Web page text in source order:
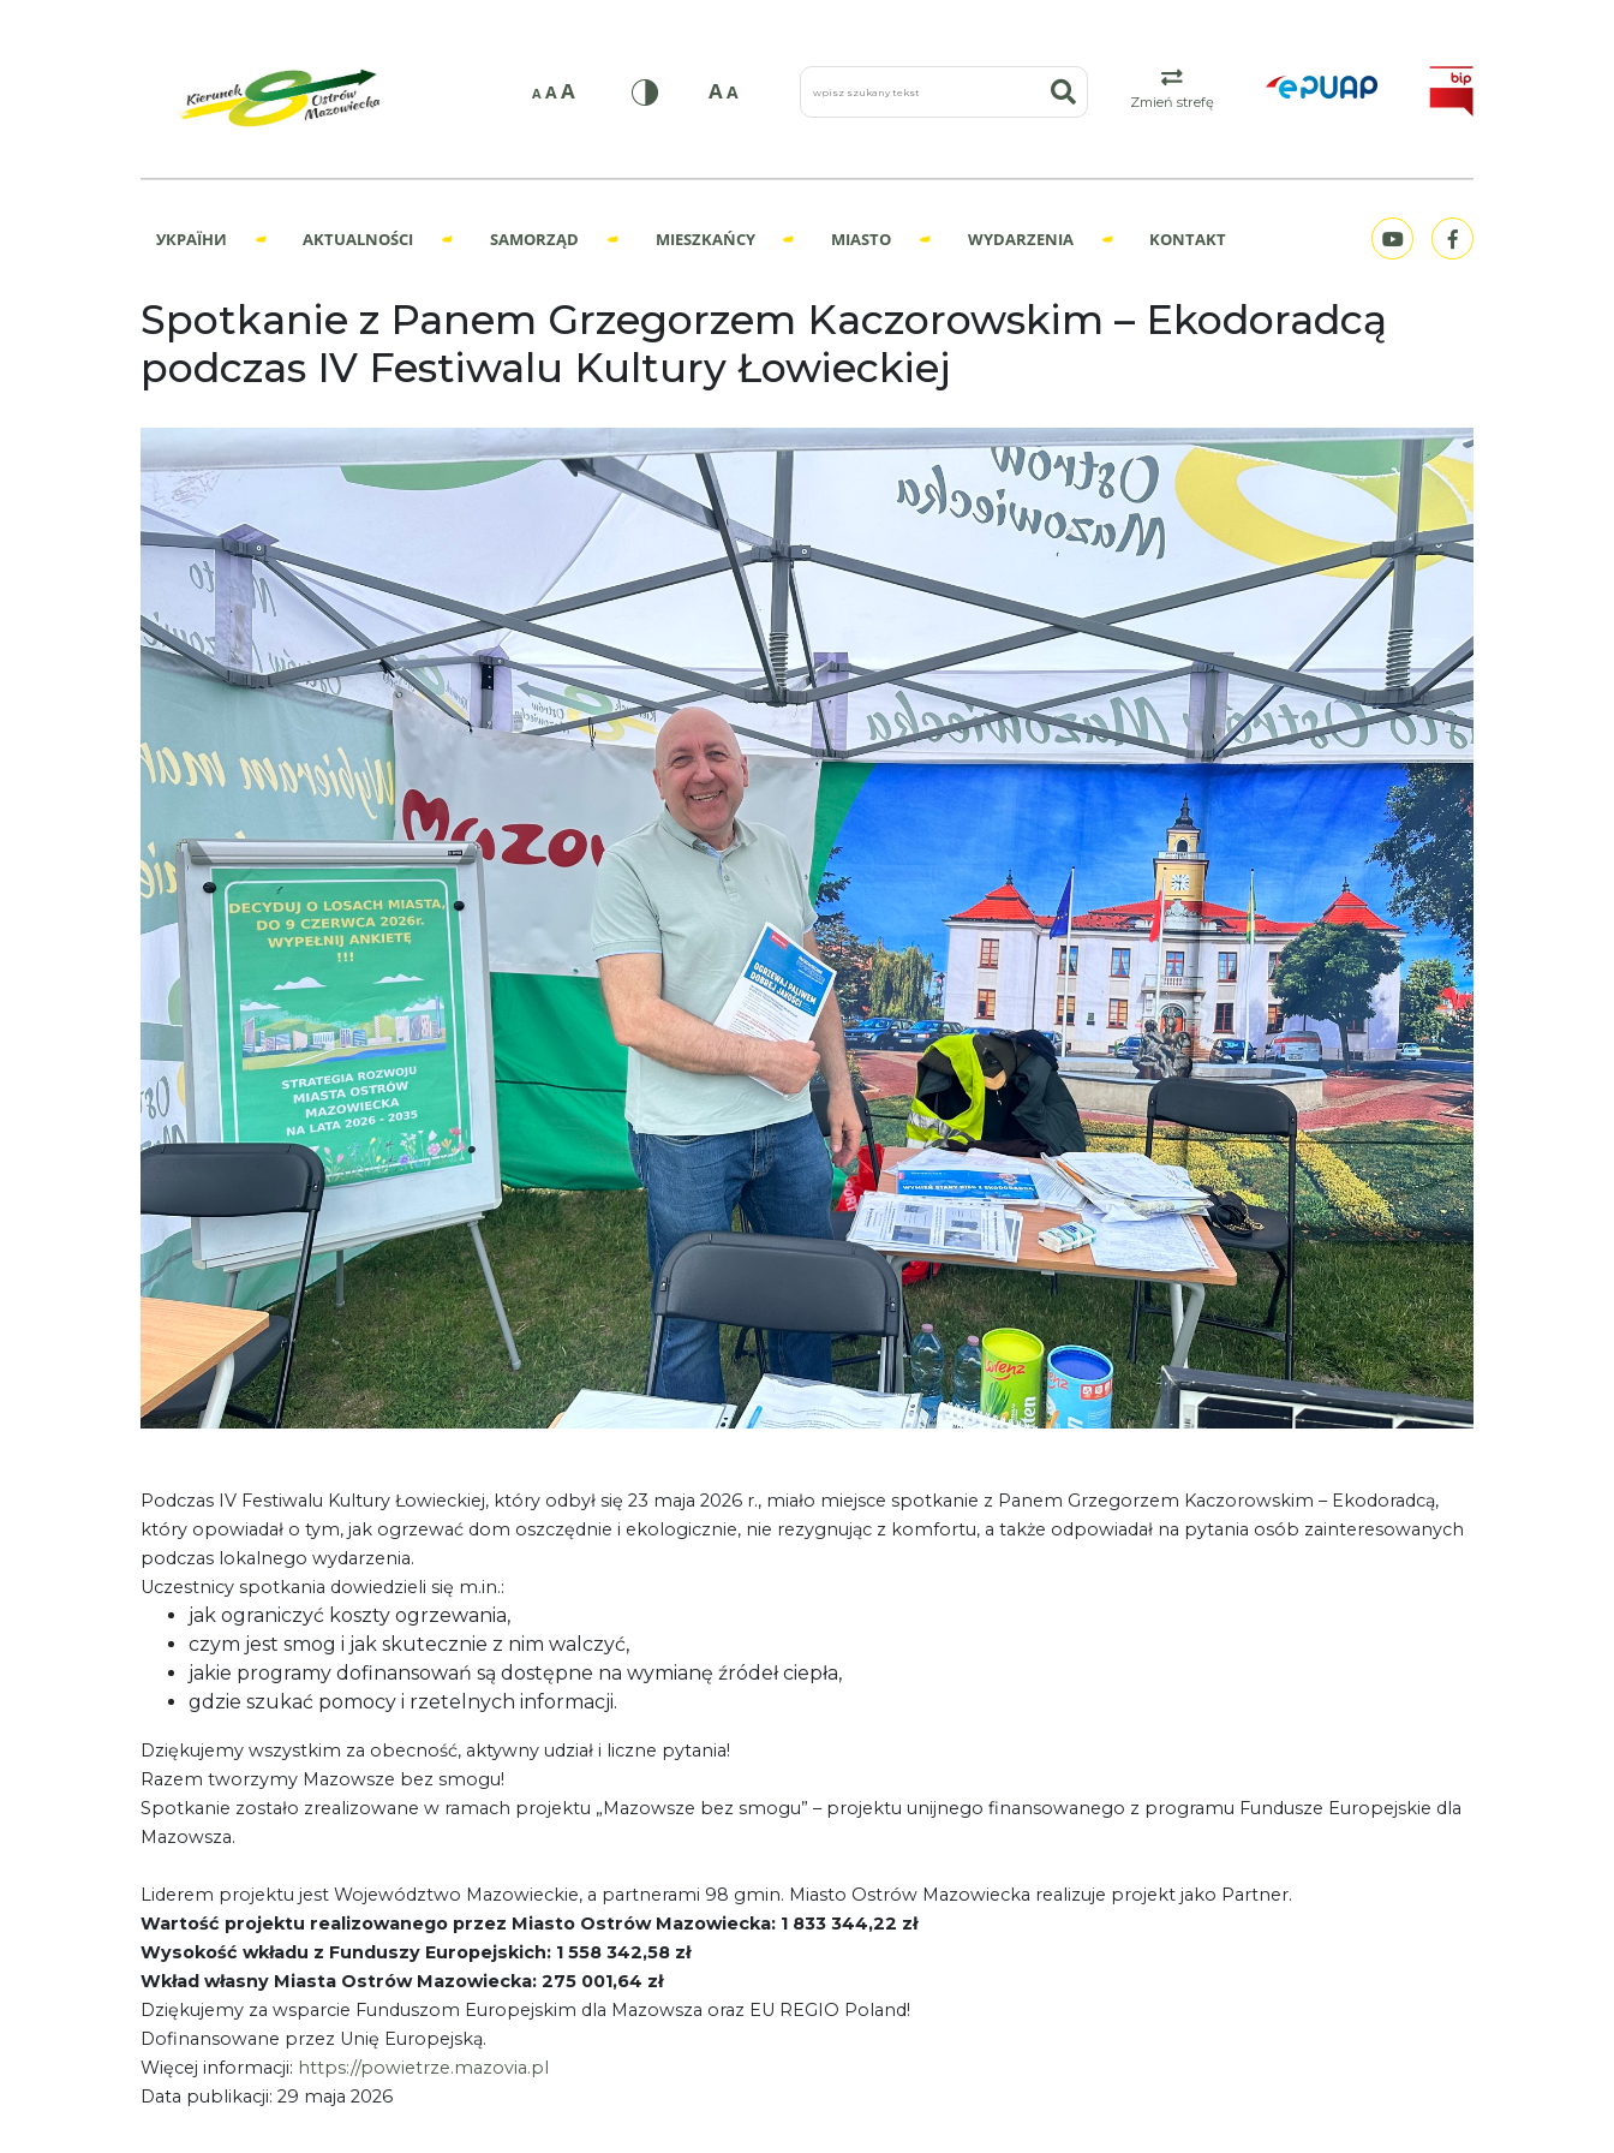
AA A AA
wpisz szukany tekst
Zmień strefę
УКРАЇНИ AKTUALNOŚCI SAMORZĄD MIESZKAŃCY MIASTO WYDARZENIA KONTAKT
Spotkanie z Panem Grzegorzem Kaczorowskim – Ekodoradcą
podczas IV Festiwalu Kultury Łowieckiej
Podczas IV Festiwalu Kultury Łowieckiej, który odbył się 23 maja 2026 r., miało miejsce spotkanie z Panem Grzegorzem Kaczorowskim – Ekodoradcą,
który opowiadał o tym, jak ogrzewać dom oszczędnie i ekologicznie, nie rezygnując z komfortu, a także odpowiadał na pytania osób zainteresowanych
podczas lokalnego wydarzenia.
Uczestnicy spotkania dowiedzieli się m.in.:
jak ograniczyć koszty ogrzewania,
czym jest smog i jak skutecznie z nim walczyć,
jakie programy dofinansowań są dostępne na wymianę źródeł ciepła,
gdzie szukać pomocy i rzetelnych informacji.
Dziękujemy wszystkim za obecność, aktywny udział i liczne pytania!
Razem tworzymy Mazowsze bez smogu!
Spotkanie zostało zrealizowane w ramach projektu „Mazowsze bez smogu” – projektu unijnego finansowanego z programu Fundusze Europejskie dla
Mazowsza.
Liderem projektu jest Województwo Mazowieckie, a partnerami 98 gmin. Miasto Ostrów Mazowiecka realizuje projekt jako Partner.
Wartość projektu realizowanego przez Miasto Ostrów Mazowiecka: 1 833 344,22 zł
Wysokość wkładu z Funduszy Europejskich: 1 558 342,58 zł
Wkład własny Miasta Ostrów Mazowiecka: 275 001,64 zł
Dziękujemy za wsparcie Funduszom Europejskim dla Mazowsza oraz EU REGIO Poland!
Dofinansowane przez Unię Europejską.
Więcej informacji: https://powietrze.mazovia.pl
Data publikacji: 29 maja 2026